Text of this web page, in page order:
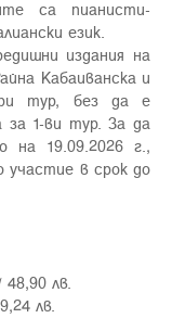
са пианисти-
език.
издания на
Кабаиванска и
тур, без да е
за 1-ви тур. За да
на 19.09.2026 г.,
участие в срок до
лв.
лв.